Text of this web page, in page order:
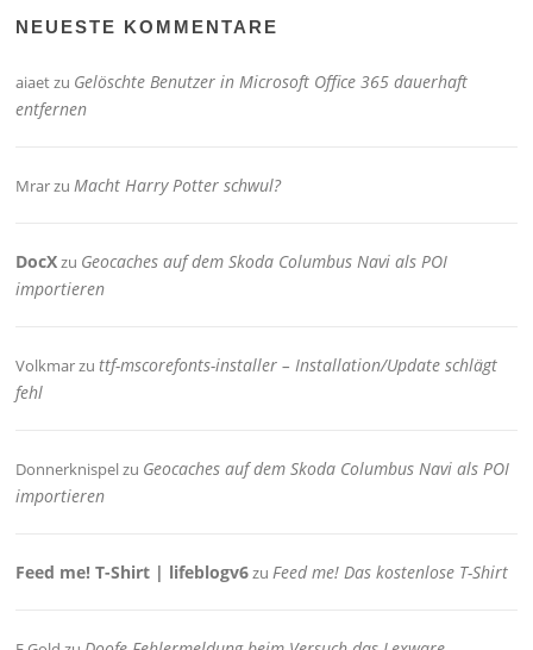
NEUESTE KOMMENTARE
aiaetzu Gelöschte Benutzer in Microsoft Office 365 dauerhaft
entfernen
MrarzuMacht Harry Potter schwul?
DocXzu Geocaches auf dem Skoda Columbus Navi als POI
importieren
Volkmarzuttf-mscorefonts-installer – Installation/Update schlägt
fehl
Donnerknispelzu Geocaches auf dem Skoda Columbus Navi als POI
importieren
Feed me! T-Shirt | lifeblogv6zuFeed me! Das kostenlose T-Shirt